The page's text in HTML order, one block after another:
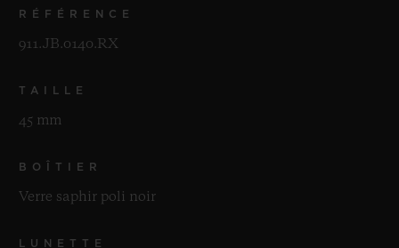
RÉFÉRENCE
911.JB.0140.RX
TAILLE
45 mm
BOÎTIER
Verre saphir poli noir
LUNETTE